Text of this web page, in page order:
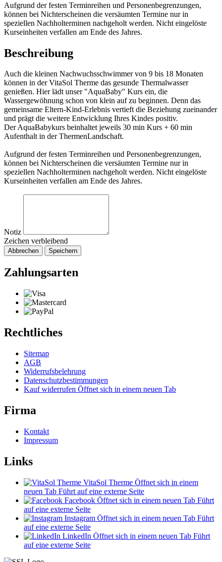
Aufgrund der festen Terminreihen und Personenbegrenzungen,
können bei Nichterscheinen die versäumten Termine nur in
speziellen Nachholterminen nachgeholt werden. Nicht eingelöste
Kurseinheiten verfallen am Ende des Jahres.
Beschreibung
Auch die kleinen Nachwuchsschwimmer von 9 bis 18 Monaten
können in der VitaSol Therme das gesunde Thermalwasser
genießen. Hier lädt unser "AquaBaby" Kurs ein, die
Wassergewöhnung schon von klein auf zu beginnen. Denn das
gemeinsame Eltern-Kind-Erlebnis vertieft die Beziehung zueinander
und prägt die weitere Entwicklung Ihres Kindes positiv.
Der AquaBabykurs beinhaltet jeweils 30 min Kurs + 60 min
Aufenthalt in der ThermenLandschaft.
Aufgrund der festen Terminreihen und Personenbegrenzungen,
können bei Nichterscheinen die versäumten Termine nur in
speziellen Nachholterminen nachgeholt werden. Nicht eingelöste
Kurseinheiten verfallen am Ende des Jahres.
Notiz
Zeichen verbleibend
Abbrechen Speichern
Zahlungsarten
Rechtliches
Sitemap
AGB
Widerrufsbelehrung
Datenschutzbestimmungen
Kauf widerrufen Öffnet sich in einem neuen Tab
Firma
Kontakt
Impressum
Links
VitaSol Therme Öffnet sich in einem
neuen Tab Führt auf eine externe Seite
Facebook Öffnet sich in einem neuen Tab Führt
auf eine externe Seite
Instagram Öffnet sich in einem neuen Tab Führt
auf eine externe Seite
LinkedIn Öffnet sich in einem neuen Tab Führt
auf eine externe Seite